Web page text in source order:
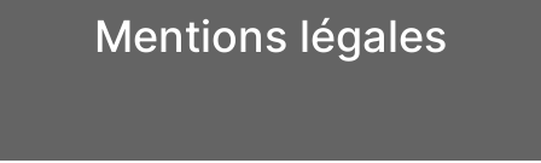
Mentions légales